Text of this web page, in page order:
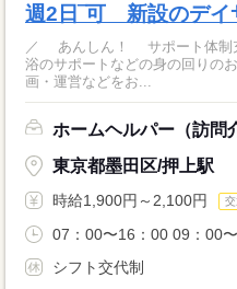
週2日‾可 新設のデイ
／ あんしん！ サポート体制充実！ ＼ 介護施設に
浴のサポートなどの身の回りの
画・運営などをお...
ホームヘルパー（訪問
東京都墨田区/押上駅
時給1,900円～2,100円
07：00〜16：00 09：00
シフト交代制